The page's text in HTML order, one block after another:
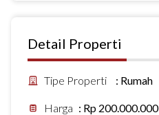
Detail Properti
Tipe Properti : Rumah
Harga : Rp 200.000.000